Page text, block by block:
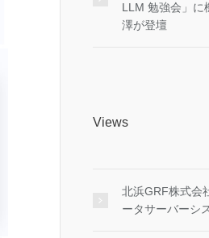
LLM 勉強会」に
澤が登壇
Views
北浜GRF株式会
ータサーバーシ